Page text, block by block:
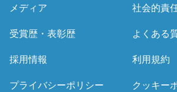
メディア 社会的責
受賞歴・表彰歴 よくある
採用情報 利用規約
プライバシーポリシー クッキー